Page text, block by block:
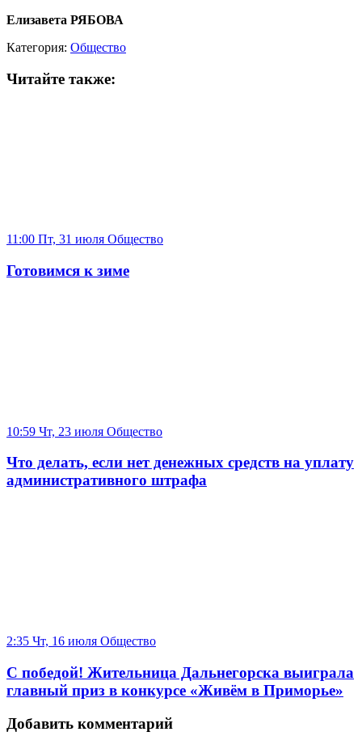
Елизавета РЯБОВА
Категория: Общество
Читайте также:
11:00 Пт, 31 июля Общество
Готовимся к зиме
10:59 Чт, 23 июля Общество
Что делать, если нет денежных средств на уплату
административного штрафа
2:35 Чт, 16 июля Общество
С победой! Жительница Дальнегорска выиграла
главный приз в конкурсе «Живём в Приморье»
Добавить комментарий